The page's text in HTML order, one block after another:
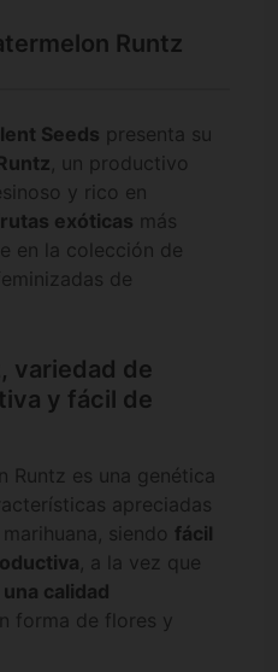
Runtz
Seeds presenta su
, un productivo
y rico en
exóticas más
en la colección de
de
variedad de
y fácil de
Runtz es una genética
apreciadas
siendo fácil
, a la vez que
calidad
forma de flores y